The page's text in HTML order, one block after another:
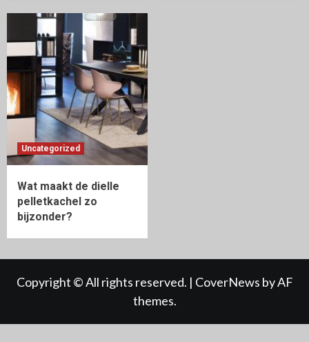
Uncategorized
Wat maakt de dielle
pelletkachel zo
bijzonder?
Copyright © All rights reserved. | CoverNews by AF
themes.